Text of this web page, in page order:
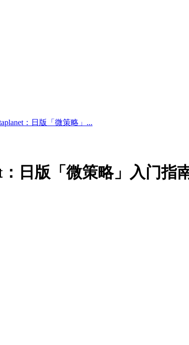
：日版「微策略」...
日版「微策略」入门指